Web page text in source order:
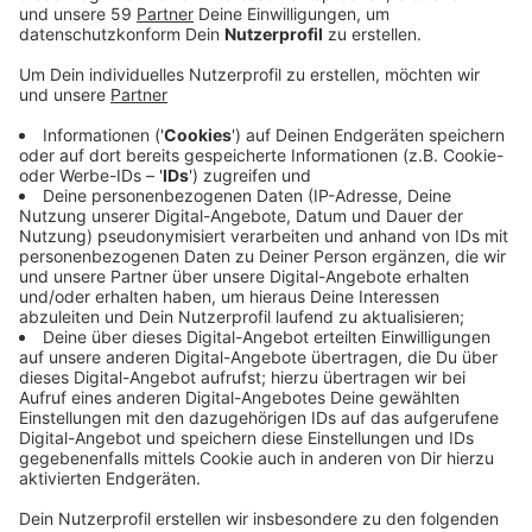
Straßen und Tunnel im Innenstadtbereich waren völlig
verstopft, Autofahrer teilweise zu Fuß im Kö-Bogen
Tunnel unterwegs. Wer also vom Rhein-Kreis Neuss
aus dorthin wollte, hatte mit dem Auto kaum eine
Chance. Deshalb sollen jetzt rund um die Heinrich-
Heine-Allee zum Beispiel verstäkt Verkehrskadetten
im Einsatz sein. Sie sollen laut Stadt die Fußgänger
schützen, aber auch dafür sorgen, dass der Verkehr
insgesamt besser fließt. Für Reisebusse gibt es
demnach viele Parkplätze an der Messe. Außerdem
will die Stadt verstärkt auf das Park+Ride Angebot
hinweisen. Bisher werde das eher weniger genutzt.
Dabei ist es teilweise günstiger, ein Kombi-Tickets
fürs Parken und den ÖPNV zu kaufen als das Auto